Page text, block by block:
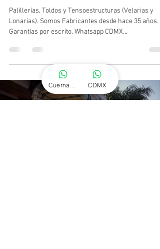
Palillerías, Toldos y Tensoestructuras (Velarias y
Lonarias). Somos Fabricantes desde hace 35 años.
Garantías por escrito. Whatsapp CDMX...
CDMX